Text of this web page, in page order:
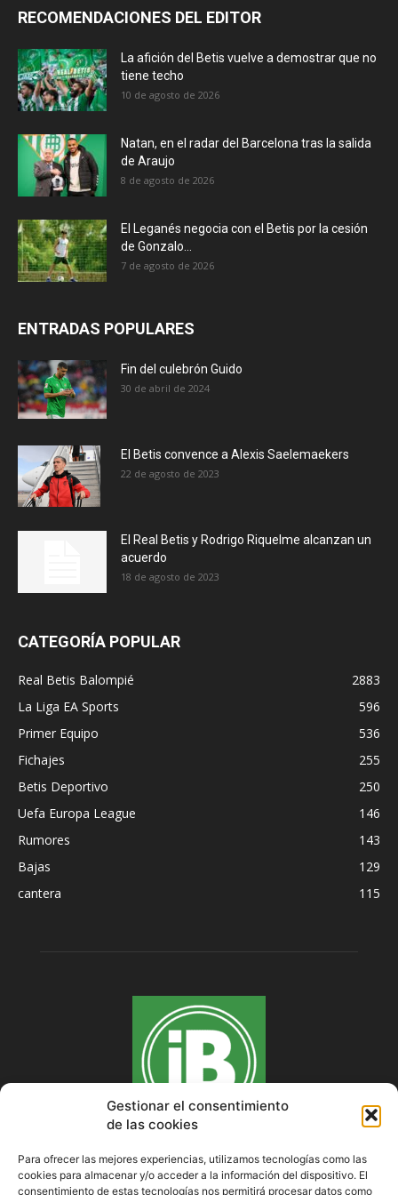
Gestionar el consentimiento
de las cookies
Para ofrecer las mejores experiencias, utilizamos tecnologías como las
cookies para almacenar y/o acceder a la información del dispositivo. El
consentimiento de estas tecnologías nos permitirá procesar datos como
RECOMENDACIONES DEL EDITOR
La afición del Betis vuelve a demostrar que no
tiene techo
10 de agosto de 2026
Natan, en el radar del Barcelona tras la salida
de Araujo
8 de agosto de 2026
El Leganés negocia con el Betis por la cesión
de Gonzalo...
7 de agosto de 2026
ENTRADAS POPULARES
Fin del culebrón Guido
30 de abril de 2024
El Betis convence a Alexis Saelemaekers
22 de agosto de 2023
El Real Betis y Rodrigo Riquelme alcanzan un
acuerdo
18 de agosto de 2023
CATEGORÍA POPULAR
Real Betis Balompié
2883
La Liga EA Sports
596
Primer Equipo
536
Fichajes
255
Betis Deportivo
250
Uefa Europa League
146
Rumores
143
Bajas
129
cantera
115
SOBRE NOSOTROS